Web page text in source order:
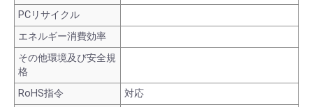
PCリサイクル
エネルギー消費効率
その他環境及び安全規
格
RoHS指令
対応